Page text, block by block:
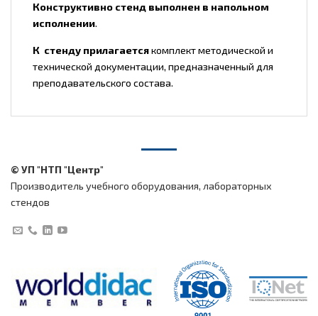
Конструктивно стенд выполнен в напольном
исполнении.
К стенду прилагаетсякомплект методической и
технической документации, предназначенный для
преподавательского состава.
© УП "НТП "Центр"
Производитель учебного оборудования, лабораторных
стендов